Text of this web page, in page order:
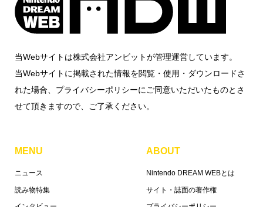
当Webサイトは株式会社アンビットが管理運営しています。
当Webサイトに掲載された情報を閲覧・使用・ダウンロードさ
れた場合、プライバシーポリシーにご同意いただいたものとさ
せて頂きますので、ご了承ください。
MENU
ニュース
読み物特集
ABOUT
Nintendo DREAM WEBとは
サイト・誌面の著作権